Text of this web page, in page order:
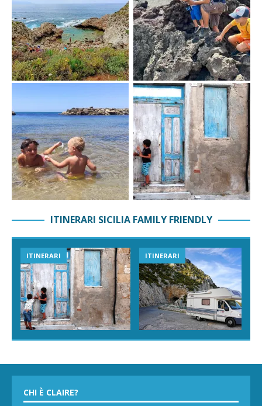
ITINERARI SICILIA FAMILY FRIENDLY
ITINERARI ITINERARI
CHI È CLAIRE?